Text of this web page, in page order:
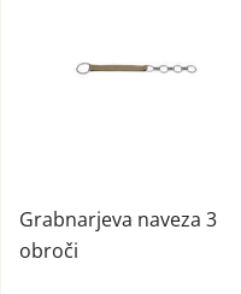
Grabnarjeva naveza 3
obroči